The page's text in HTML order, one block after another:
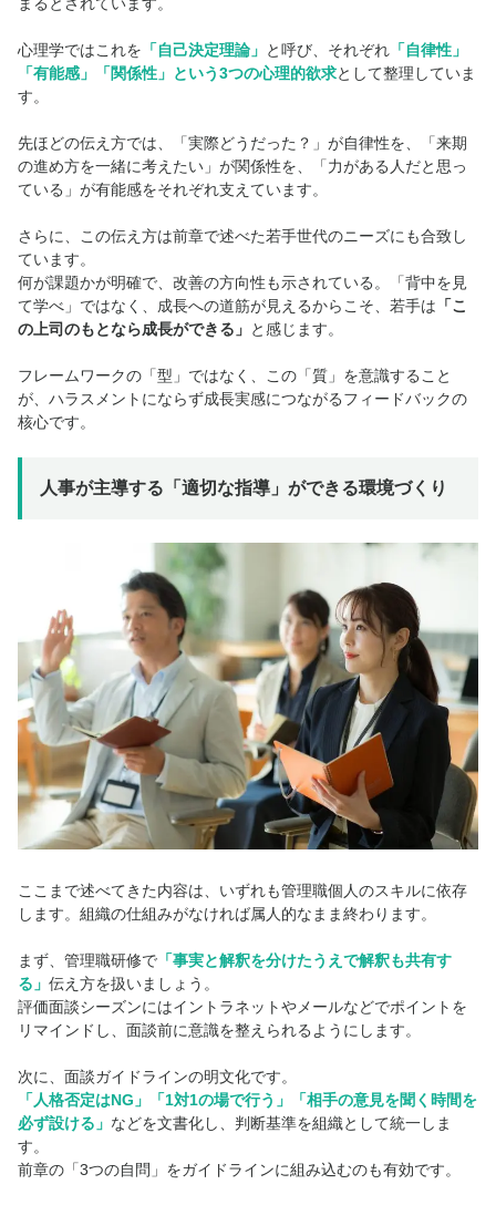
心理学ではこれを 「自己決定理論」 と呼び、それぞれ 「自律性」
「有能感」「関係性」という3つの心理的欲求として整理していま
す。
先ほどの伝え方では、「実際どうだった？」が自律性を、「来期
の進め方を一緒に考えたい」が関係性を、「力がある人だと思っ
ている」が有能感をそれぞれ支えています。
さらに、この伝え方は前章で述べた若手世代のニーズにも合致し
ています。
何が課題かが明確で、改善の方向性も示されている。「背中を見
て学べ」ではなく、成長への道筋が見えるからこそ、若手は 「こ
の上司のもとなら成長ができる」 と感じます。
フレームワークの「型」ではなく、この「質」を意識すること
が、ハラスメントにならず成長実感につながるフィードバックの
核心です。
人事が主導する「適切な指導」ができる環境づくり
ここまで述べてきた内容は、いずれも管理職個人のスキルに依存
します。組織の仕組みがなければ属人的なまま終わります。
まず、管理職研修で 「事実と解釈を分けたうえで解釈も共有す
る」 伝え方を扱いましょう。
評価面談シーズンにはイントラネットやメールなどでポイントを
リマインドし、面談前に意識を整えられるようにします。
次に、面談ガイドラインの明文化です。
「人格否定はNG」「1対1の場で行う」「相手の意見を聞く時間を
必ず設ける」 などを文書化し、判断基準を組織として統一しま
す。
前章の「3つの自問」をガイドラインに組み込むのも有効です。